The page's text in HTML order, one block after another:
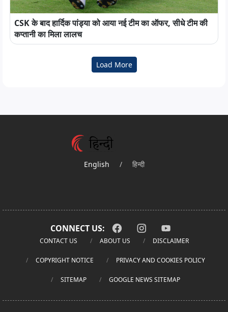
CSK के बाद हार्दिक पांड्या को आया नई टीम का ऑफर, सीधे टीम की
कप्तानी का मिला लालच
Load More
English / हिन्दी
CONNECT US:
CONTACT US ABOUT US DISCLAIMER
COPYRIGHT NOTICE PRIVACY AND COOKIES POLICY
SITEMAP GOOGLE NEWS SITEMAP